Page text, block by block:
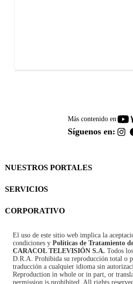
Más contenido en
Síguenos en:
NUESTROS PORTALES
SERVICIOS
CORPORATIVO
El uso de este sitio web implica la
condiciones y Políticas de Tratamiento
CARACOL TELEVISIÓN S.A. Todos
D.R.A. Prohibida su reproducción total o
traducción a cualquier idioma sin
Reproduction in whole or in part, or
permission is prohibited. All rights